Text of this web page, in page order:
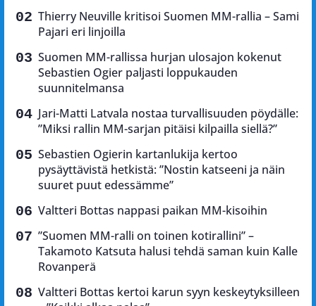
Thierry Neuville kritisoi Suomen MM-rallia – Sami
Pajari eri linjoilla
Suomen MM-rallissa hurjan ulosajon kokenut
Sebastien Ogier paljasti loppukauden
suunnitelmansa
Jari-Matti Latvala nostaa turvallisuuden pöydälle:
”Miksi rallin MM-sarjan pitäisi kilpailla siellä?”
Sebastien Ogierin kartanlukija kertoo
pysäyttävistä hetkistä: ”Nostin katseeni ja näin
suuret puut edessämme”
Valtteri Bottas nappasi paikan MM-kisoihin
”Suomen MM-ralli on toinen kotirallini” –
Takamoto Katsuta halusi tehdä saman kuin Kalle
Rovanperä
Valtteri Bottas kertoi karun syyn keskeytyksilleen